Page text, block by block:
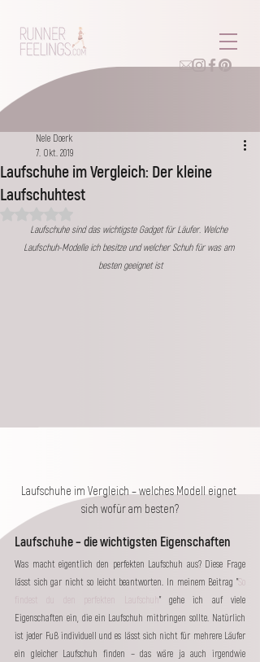
Laufschuhe im Vergleich: Der kleine
Laufschuhtest
Nele Doerk
7. Okt. 2019
Laufschuhe sind das wichtigste Gadget für Läufer. Welche
Laufschuh-Modelle ich besitze und welcher Schuh für was am
besten geeignet ist
Laufschuhe im Vergleich – welches Modell eignet
sich wofür am besten?
Laufschuhe – die wichtigsten Eigenschaften
Was macht eigentlich den perfekten Laufschuh aus? Diese Frage
lässt sich gar nicht so leicht beantworten. In meinem Beitrag "So
findest du den perfekten Laufschuh " gehe ich auf viele
Eigenschaften ein, die ein Laufschuh mitbringen sollte. Natürlich
ist jeder Fuß individuell und es lässt sich nicht für mehrere Läufer
ein gleicher Laufschuh finden – das wäre ja auch irgendwie